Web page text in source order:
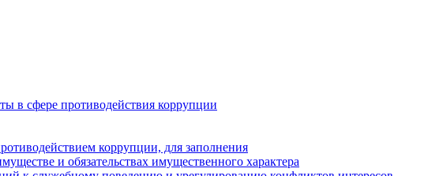
в сфере противодействия коррупции
коррупции, для заполнения
и обязательствах имущественного характера